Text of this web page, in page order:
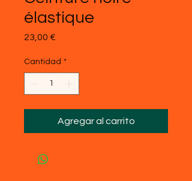
élastique
23,00 €
Cantidad *
Agregar al carrito